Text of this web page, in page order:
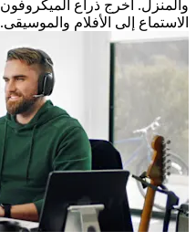
والمنزل. أخرج ذراع
الاستماع إلى الأفلام والموسيقى.